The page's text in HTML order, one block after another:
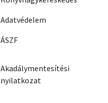
Adatvédelem
ÁSZF
Akadálymentesítési
nyilatkozat